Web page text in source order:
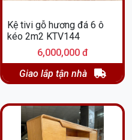
Kệ tivi gỗ hương đá 6 ô
kéo 2m2 KTV144
6,000,000 đ
Giao lắp tận nhà